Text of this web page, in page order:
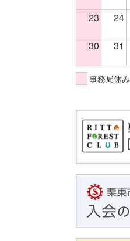
23 24
30 31
事務局休み